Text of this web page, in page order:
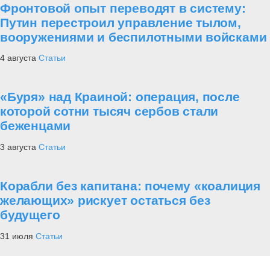
Фронтовой опыт переводят в систему:
Путин перестроил управление тылом,
вооружениями и беспилотными войсками
4 августа Статьи
«Буря» над Краиной: операция, после
которой сотни тысяч сербов стали
беженцами
3 августа Статьи
Корабли без капитана: почему «коалиция
желающих» рискует остаться без
будущего
31 июля Статьи